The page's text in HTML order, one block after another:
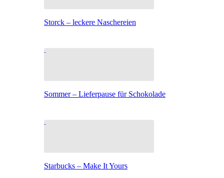
Storck – leckere Naschereien
Sommer – Lieferpause für Schokolade
Starbucks – Make It Yours